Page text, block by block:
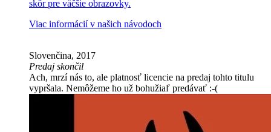
skôr pre väčšie obrazovky.
Viac informácií v našich návodoch
Slovenčina, 2017
Predaj skončil
Ach, mrzí nás to, ale platnosť licencie na predaj tohto titulu
vypršala. Nemôžeme ho už bohužiaľ predávať :-(